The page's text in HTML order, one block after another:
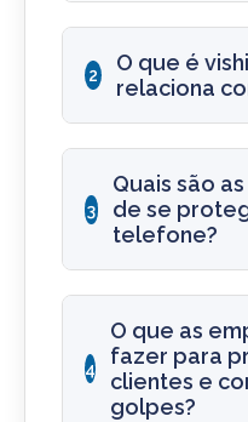
2
O que é
relaciona
3
Quais são
de se
telefone?
4
O que as
fazer para
clientes e
golpes?